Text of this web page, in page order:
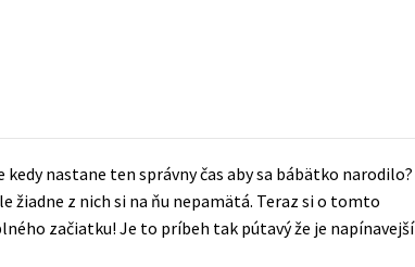
Young adult (SK)
Zahraniční literatura
nastane ten správny čas aby sa bábätko narodilo?
žiadne z nich si na ňu nepamätá. Teraz si o tomto
začiatku! Je to príbeh tak pútavý že je napínavejší